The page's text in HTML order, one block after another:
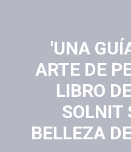
'UNA
ARTE DE
LIBRO
SOLNIT
BELLEZA